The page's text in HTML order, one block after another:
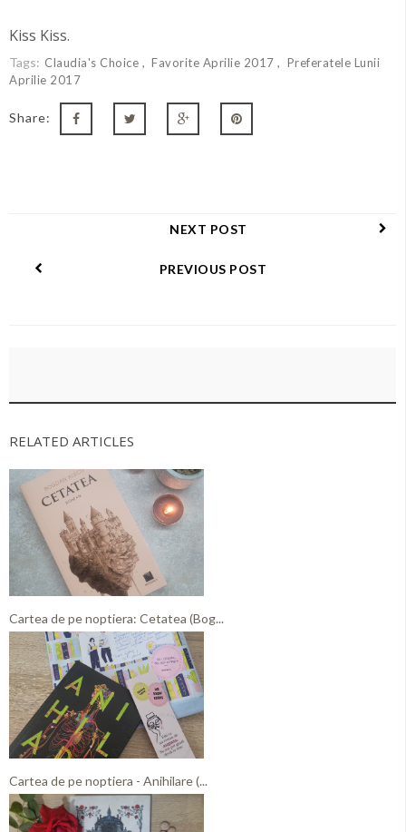
Kiss Kiss.
Tags: Claudia's Choice Favorite Aprilie 2017
Preferatele Lunii
Aprilie 2017
Share:
NEXT POST
PREVIOUS POST
RELATED ARTICLES
Cartea de pe noptiera: Cetatea (Bog...
Cartea de pe noptiera - Anihilare (...